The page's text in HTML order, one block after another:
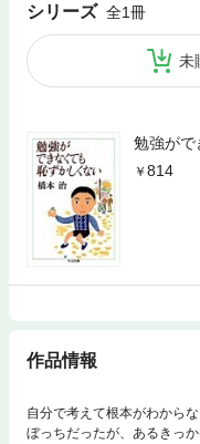
シリーズ 全1冊
未
勉強がで
814
作品情報
自分で考えて根本がわから
ぼっちだったが、あるきっ